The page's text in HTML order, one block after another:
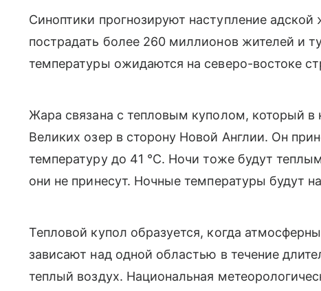
Синоптики прогнозируют наступление адской
пострадать более 260 миллионов жителей и
температуры ожидаются на северо-востоке
Жара связана с тепловым куполом, который в
Великих озер в сторону Новой Англии. Он
температуру до 41 °C. Ночи тоже будут
они не принесут. Ночные температуры будут
Тепловой купол образуется, когда
зависают над одной областью в течение
теплый воздух. Национальная